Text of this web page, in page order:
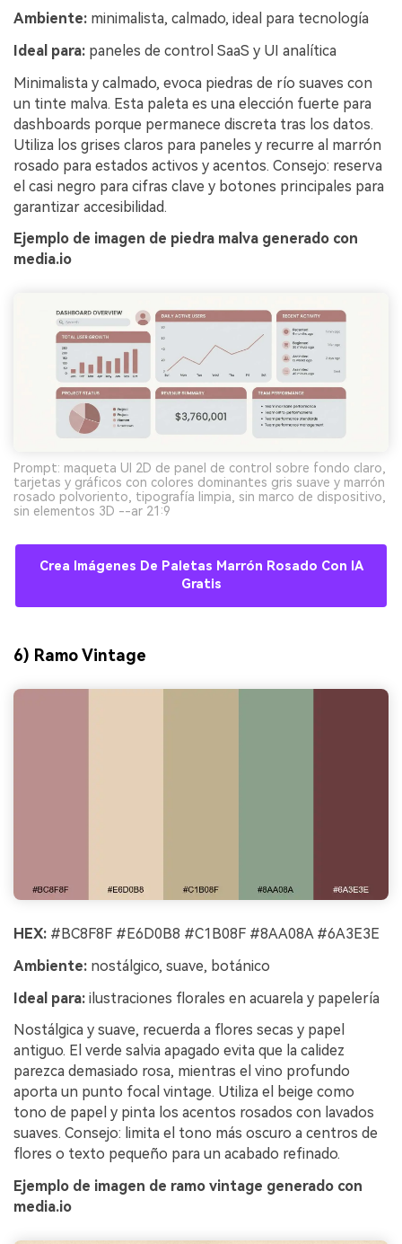
Ambiente: minimalista, calmado, ideal para tecnología
Ideal para: paneles de control SaaS y UI analítica
Minimalista y calmado, evoca piedras de río suaves con
un tinte malva. Esta paleta es una elección fuerte para
dashboards porque permanece discreta tras los datos.
Utiliza los grises claros para paneles y recurre al marrón
rosado para estados activos y acentos. Consejo: reserva
el casi negro para cifras clave y botones principales para
garantizar accesibilidad.
Ejemplo de imagen de piedra malva generado con
media.io
Prompt: maqueta UI 2D de panel de control sobre fondo claro,
tarjetas y gráficos con colores dominantes gris suave y marrón
rosado polvoriento, tipografía limpia, sin marco de dispositivo,
sin elementos 3D --ar 21:9
Crea Imágenes De Paletas Marrón Rosado Con IA
Gratis
6) Ramo Vintage
HEX: #BC8F8F #E6D0B8 #C1B08F #8AA08A #6A3E3E
Ambiente: nostálgico, suave, botánico
Ideal para: ilustraciones florales en acuarela y papelería
Nostálgica y suave, recuerda a flores secas y papel
antiguo. El verde salvia apagado evita que la calidez
parezca demasiado rosa, mientras el vino profundo
aporta un punto focal vintage. Utiliza el beige como
tono de papel y pinta los acentos rosados con lavados
suaves. Consejo: limita el tono más oscuro a centros de
flores o texto pequeño para un acabado refinado.
Ejemplo de imagen de ramo vintage generado con
media.io